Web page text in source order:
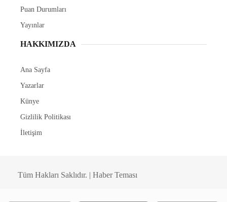
Puan Durumları
Yayınlar
HAKKIMIZDA
Ana Sayfa
Yazarlar
Künye
Gizlilik Politikası
İletişim
Tüm Hakları Saklıdır. | Haber Teması